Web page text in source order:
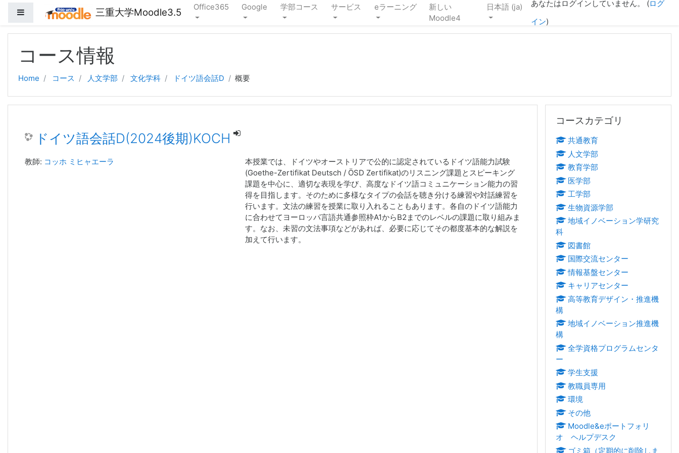
サイドパネル 三重大学Moodle3.5 Office365 Google 学部コース サービス eラーニング
新しい
Moodle4
日本語 ‎(ja)‎ あなたはログインしていません。 (ログ
イン)
コース情報
Home コース 人文学部 文化学科 ドイツ語会話D 概要
ドイツ語会話D(2024後期)KOCH
本授業では、ドイツやオーストリアで公的に認定されているドイツ語能力試験
(Goethe-Zertifikat Deutsch / ÖSD Zertifikat)のリスニング課題とスピーキング
課題を中心に、適切な表現を学び、高度なドイツ語コミュニケーション能力の習
得を目指します。そのために多様なタイプの会話を聴き分ける練習や対話練習を
行います。文法の練習を授業に取り入れることもあります。各自のドイツ語能力
に合わせてヨーロッパ言語共通参照枠A1からB2までのレベルの課題に取り組みま
す。なお、未習の文法事項などがあれば、必要に応じてその都度基本的な解説を
加えて行います。
教師: コッホ ミヒャエーラ
コースカテゴリ
共通教育
人文学部
教育学部
医学部
工学部
生物資源学部
地域イノベーション学研究
科
図書館
国際交流センター
情報基盤センター
キャリアセンター
高等教育デザイン・推進機
構
地域イノベーション推進機
構
全学資格プログラムセンタ
ー
学生支援
教職員専用
環境
その他
Moodle&eポートフォリ
オ ヘルプデスク
ゴミ箱（定期的に削除しま